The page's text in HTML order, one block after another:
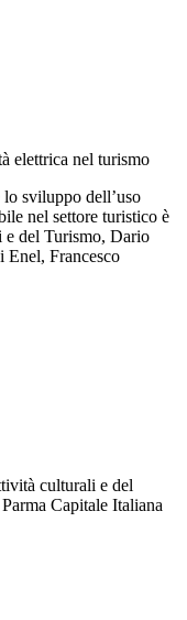
elettrica nel turismo
sviluppo dell’uso
nel settore turistico è
del Turismo, Dario
Enel, Francesco
culturali e del
Capitale Italiana